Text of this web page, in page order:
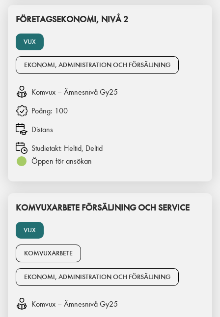
VUX
FÖRETAGSEKONOMI, NIVÅ 2
EKONOMI, ADMINISTRATION OCH FÖRSÄLJNING
Komvux – Ämnesnivå Gy25
Poäng: 100
Distans
Studietakt: Heltid, Deltid
Öppen för ansökan
VUX
KOMVUXARBETE FÖRSÄLJNING OCH SERVICE
KOMVUXARBETE
EKONOMI, ADMINISTRATION OCH FÖRSÄLJNING
Komvux – Ämnesnivå Gy25